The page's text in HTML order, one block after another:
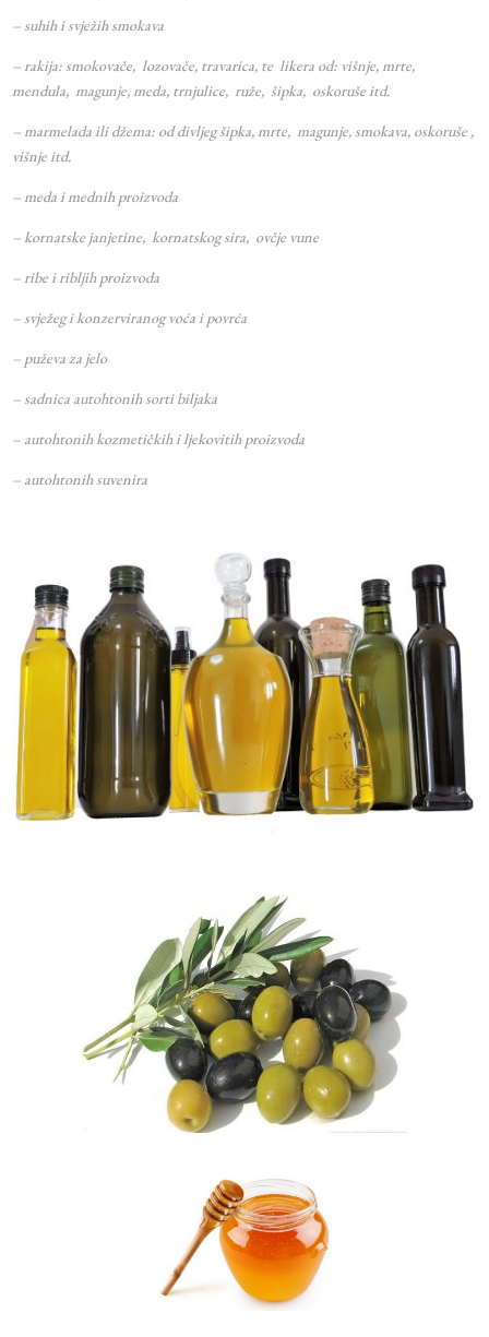
– suhih i svježih smokava
– rakija: smokovače, lozovače, travarica, te likera od: višnje, mrte,
mendula, magunje, meda, trnjulice, ruže, šipka, oskoruše itd.
– marmelada ili džema: od divljeg šipka, mrte, magunje, smokava, oskoruše ,
višnje itd.
– meda i mednih proizvoda
– kornatske janjetine, kornatskog sira, ovčje vune
– ribe i ribljih proizvoda
– svježeg i konzerviranog voća i povrća
– puževa za jelo
– sadnica autohtonih sorti biljaka
– autohtonih kozmetičkih i ljekovitih proizvoda
– autohtonih suvenira